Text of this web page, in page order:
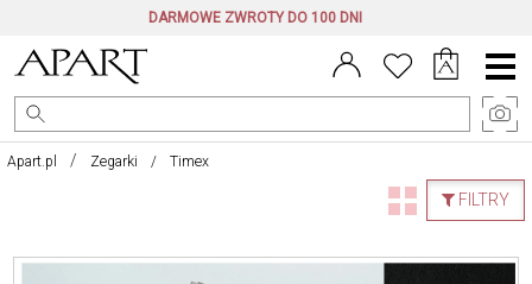
DARMOWE ZWROTY DO 100 DNI
Menu
główne
Apart.pl Zegarki Timex
FILTRY